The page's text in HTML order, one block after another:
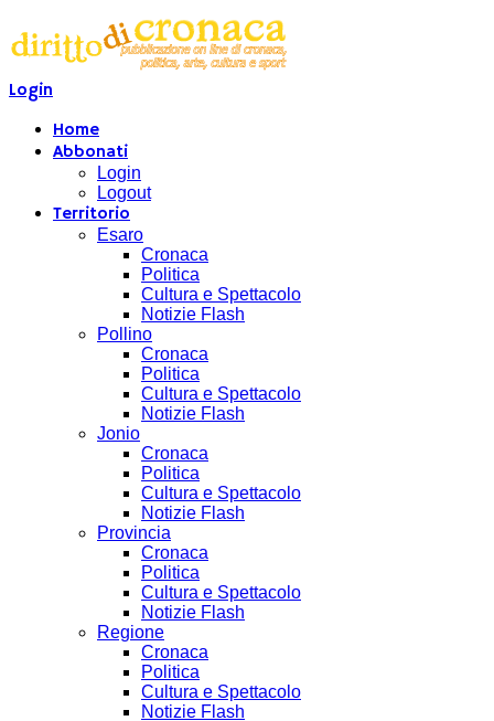
Login
Home
Abbonati
Login
Logout
Territorio
Esaro
Cronaca
Politica
Cultura e Spettacolo
Notizie Flash
Pollino
Cronaca
Politica
Cultura e Spettacolo
Notizie Flash
Jonio
Cronaca
Politica
Cultura e Spettacolo
Notizie Flash
Provincia
Cronaca
Politica
Cultura e Spettacolo
Notizie Flash
Regione
Cronaca
Politica
Cultura e Spettacolo
Notizie Flash